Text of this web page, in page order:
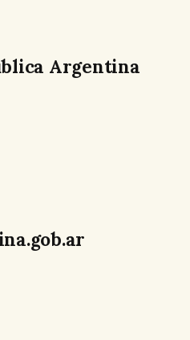
Argentina